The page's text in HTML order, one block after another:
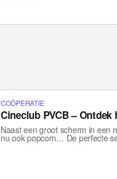
COÖPERATIE
Cineclub PVCB –
Naast een groot scherm in een
nu ook popcorn… De perfecte